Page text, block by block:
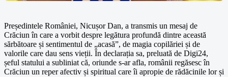
Președintele României, Nicușor Dan, a transmis un mesaj de
Crăciun în care a vorbit despre legătura profundă dintre această
sărbătoare și sentimentul de „acasă”, de magia copilăriei și de
valorile care dau sens vieții. În declarația sa, preluată de Digi24,
șeful statului a subliniat că, oriunde s-ar afla, românii regăsesc în
Crăciun un reper afectiv și spiritual care îi apropie de rădăcinile lor și